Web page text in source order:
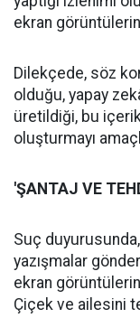
ekran
Dilekçede, söz
olduğu, yapay
üretildiği, bu
oluşturmayı
'ŞANTAJ VE
Suç
yazışmalar
ekran
Çiçek ve ailesini